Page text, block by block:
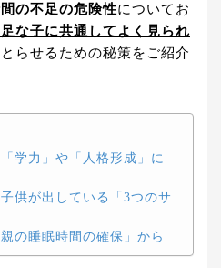
の不足の危険性についてお
な子に共通してよく見られ
らせるための秘策をご紹介
学力」や「人格形成」に
供が出している「3つのサ
の睡眠時間の確保」から